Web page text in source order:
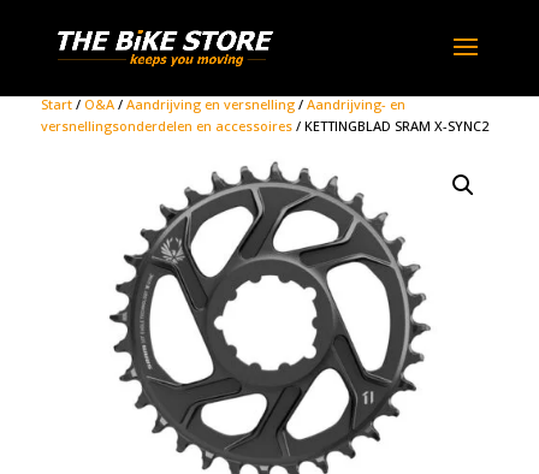
Start/ O&A/ Aandrijving en versnelling/ Aandrijving- en
versnellingsonderdelen en accessoires/ KETTINGBLAD SRAM X-SYNC2